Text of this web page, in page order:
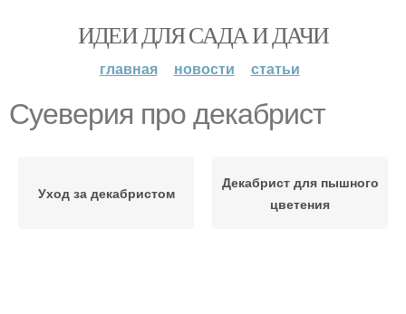
ИДЕИ ДЛЯ САДА И ДАЧИ
главная новости статьи
Суеверия про декабрист
Уход за декабристом
Декабрист для пышного
цветения